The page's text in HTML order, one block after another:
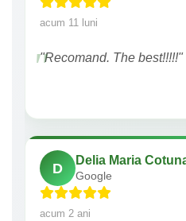
acum 11 luni
"Recomand. The best!!!!!"
D
Delia Maria
Google
acum 2 ani